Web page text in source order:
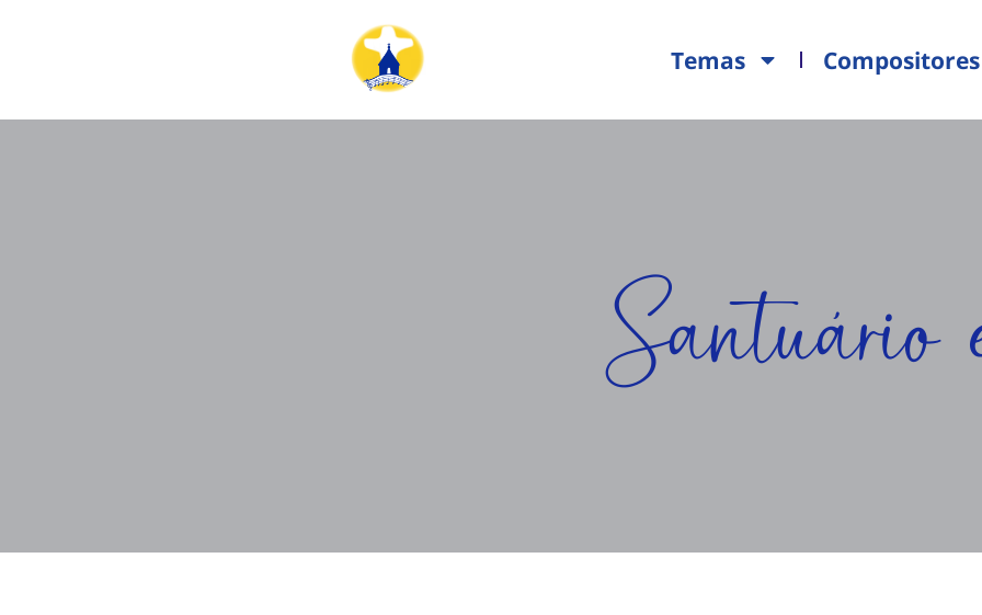
Temas Compositores